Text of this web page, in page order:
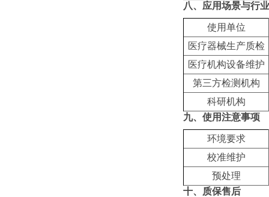
八、 应用场景与行
使用单位
‌医疗器械生产质检
‌医疗机构设备维护
‌第三方检测机构
科研机构
九、 使用注意事项
‌环境要求
‌校准维护‌
预处理
十、质保售后